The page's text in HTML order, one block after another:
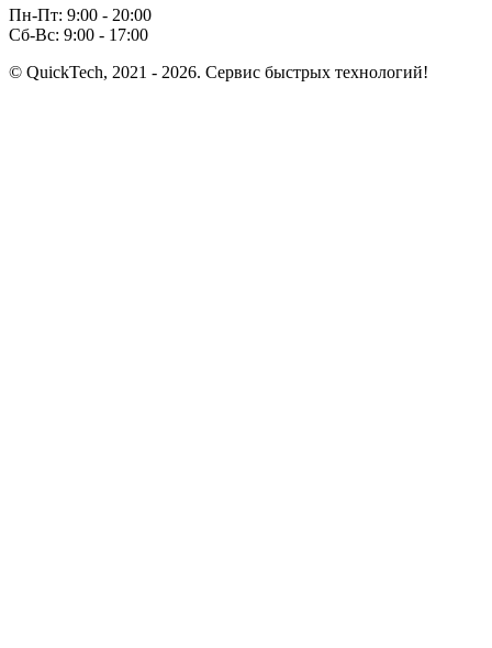
Пн-Пт: 9:00 - 20:00
Сб-Вс: 9:00 - 17:00
© QuickTech, 2021 - 2026. Сервис быстрых технологий!